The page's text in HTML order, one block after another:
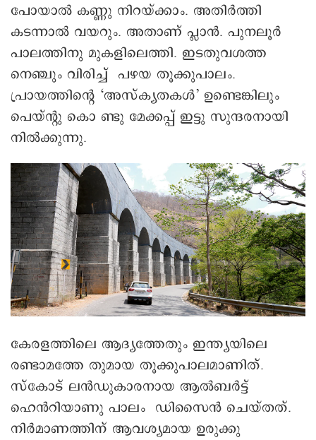
പോയാല്‍ കണ്ണു നിറയ്ക്കാം. അതിർത്തി
കടന്നാൽ വയറും. അതാണ് പ്ലാൻ. പുനലൂർ
പാലത്തിനു മുകളിലെത്തി. ഇടതുവശത്ത
നെഞ്ചും വിരിച്ച് പഴയ തൂക്കുപാലം.
പ്രായത്തിന്റെ ‘അസ്ക്യതകൾ’ ഉണ്ടെങ്കിലും
പെയ്ന്റു കൊ ണ്ടു മേക്കപ്പ് ഇട്ടു സുന്ദരനായി
നിൽക്കുന്നു.
കേരളത്തിലെ ആദ്യത്തേതും ഇന്ത്യയിലെ
രണ്ടാമത്തേ തുമായ തൂക്കുപാലമാണിത്.
സ്കോട് ലൻഡുകാരനായ ആൽബർട്ട്
ഹെൻറിയാണു പാലം ഡിസൈൻ ചെയ്തത്.
നിർമാണത്തിന് ആവശ്യമായ ഉരുക്കു